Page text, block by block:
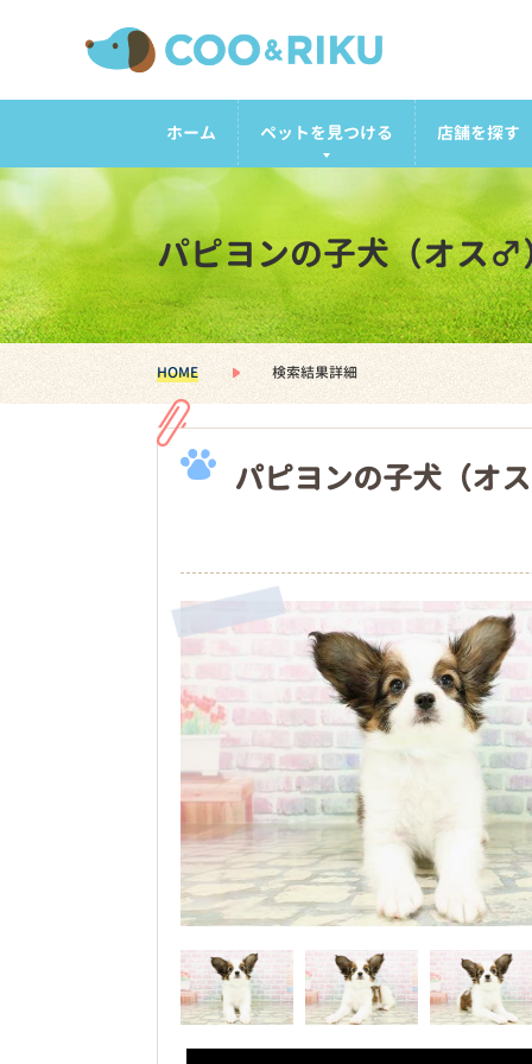
ホーム ペットを見つける 店舗を探す
パピヨンの子犬（オス
HOME 検索結果詳細
パピヨンの子犬（オ